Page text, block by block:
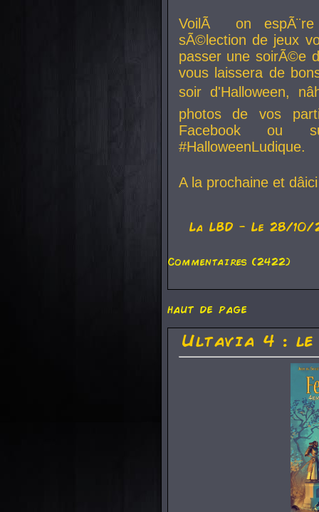
VoilÃ on
sÃ©lection de jeux
passer une soirÃ©e
vous laissera de
soir d'Halloween,
photos de vos
Facebook ou
#HalloweenLudique.
A la prochaine et
La LBD - Le 28/10/
Commentaires (2422)
haut de page
Ultavia 4 :